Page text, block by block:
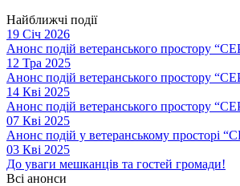
Найближчі події
19 Січ 2026
Анонс подій ветеранського простору
12 Тра 2025
Анонс подій ветеранського простору
14 Кві 2025
Анонс подій ветеранського простору
07 Кві 2025
Анонс подій у ветеранському просторі
03 Кві 2025
До уваги мешканців та гостей громади!
Всі анонси